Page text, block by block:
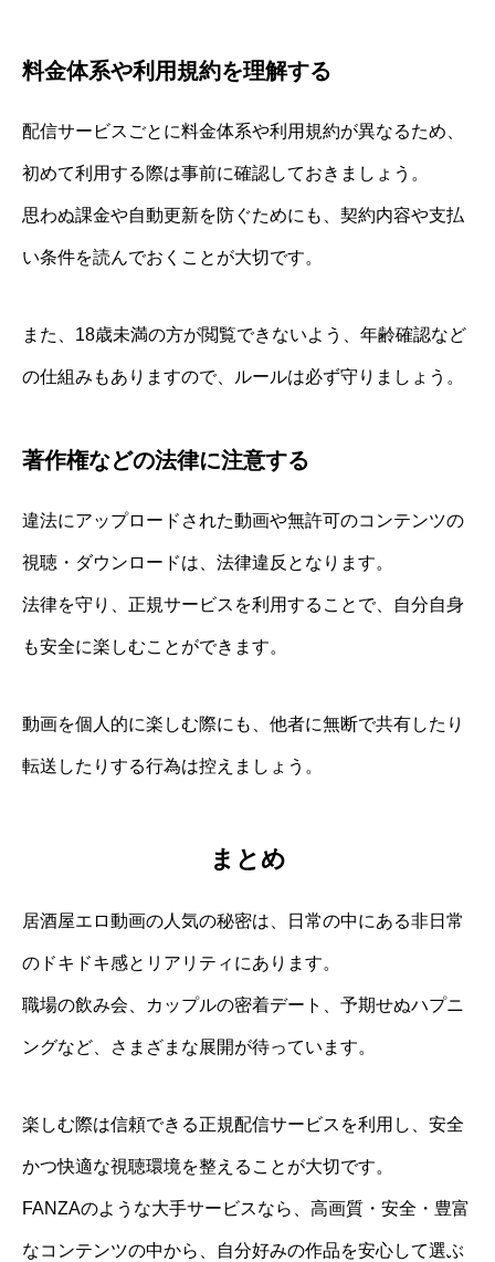
料金体系や利用規約を理解する
配信サービスごとに料金体系や利用規約が異なるため、
初めて利用する際は事前に確認しておきましょう。
思わぬ課金や自動更新を防ぐためにも、契約内容や支払
い条件を読んでおくことが大切です。
また、18歳未満の方が閲覧できないよう、年齢確認など
の仕組みもありますので、ルールは必ず守りましょう。
著作権などの法律に注意する
違法にアップロードされた動画や無許可のコンテンツの
視聴・ダウンロードは、法律違反となります。
法律を守り、正規サービスを利用することで、自分自身
も安全に楽しむことができます。
動画を個人的に楽しむ際にも、他者に無断で共有したり
転送したりする行為は控えましょう。
まとめ
居酒屋エロ動画の人気の秘密は、日常の中にある非日常
のドキドキ感とリアリティにあります。
職場の飲み会、カップルの密着デート、予期せぬハプニ
ングなど、さまざまな展開が待っています。
楽しむ際は信頼できる正規配信サービスを利用し、安全
かつ快適な視聴環境を整えることが大切です。
FANZAのような大手サービスなら、高画質・安全・豊富
なコンテンツの中から、自分好みの作品を安心して選ぶ